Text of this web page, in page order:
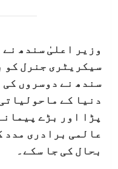
وزیر اعلیٰ سندھ
سیکریٹری جنرل کو
سندھ نے دوسروں
دنیا کے
پڑا اور بڑے
عالمی برادری مدد
بحال کی جا سکے۔